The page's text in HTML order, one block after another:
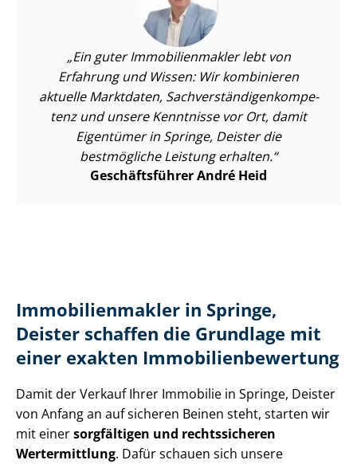
Ein guter Im­mo­bi­li­en­mak­ler lebt von
Erfahrung und Wissen: Wir kombinieren
aktuelle Marktdaten, Sach­ver­stän­di­gen­kom­pe­
tenz und unsere Kenntnisse vor Ort, damit
Eigentümer in Springe, Deister die
bestmögliche Leistung erhalten.
Geschäftsführer André Heid
Im­mo­bi­li­en­mak­ler in Springe,
Deister schaffen die Grundlage mit
einer exakten Im­mo­bi­li­en­be­wer­tung
Damit der Verkauf Ihrer Immobilie in Springe, Deister
von Anfang an auf sicheren Beinen steht, starten wir
mit einersorgfältigen und rechtssicheren
Wertermittlung. Dafür schauen sich unsere